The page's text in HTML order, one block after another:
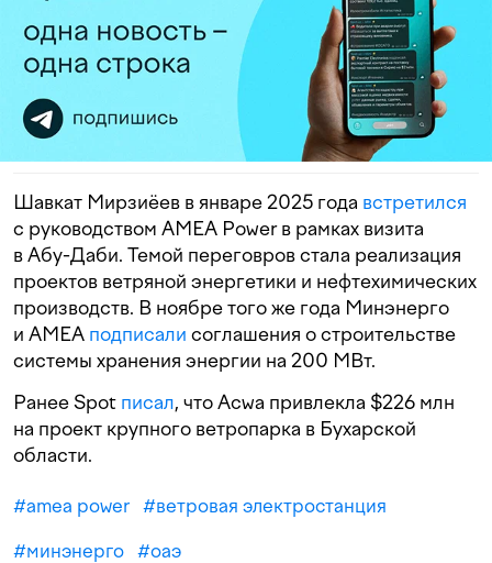
Шавкат Мирзиёев в январе 2025 года встретился
с руководством AMEA Power в рамках визита
в Абу-Даби. Темой переговров стала реализация
проектов ветряной энергетики и нефтехимических
производств. В ноябре того же года Минэнерго
и AMEA подписали соглашения о строительстве
системы хранения энергии на 200 МВт.
Ранее Spot писал, что Acwa привлекла $226 млн
на проект крупного ветропарка в Бухарской
области.
#amea power #ветровая электростанция
#минэнерго #оаэ